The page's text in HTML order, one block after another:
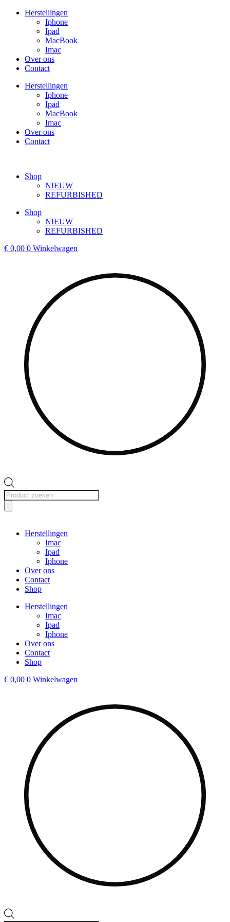
Herstellingen
Iphone
Ipad
MacBook
Imac
Over ons
Contact
Herstellingen
Iphone
Ipad
MacBook
Imac
Over ons
Contact
Shop
NIEUW
REFURBISHED
Shop
NIEUW
REFURBISHED
€ 0,00 0 Winkelwagen
Producten
zoeken
Herstellingen
Imac
Ipad
Iphone
Over ons
Contact
Shop
Herstellingen
Imac
Ipad
Iphone
Over ons
Contact
Shop
€ 0,00 0 Winkelwagen